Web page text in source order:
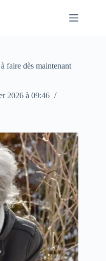
faire dès maintenant
2026 à 09:46